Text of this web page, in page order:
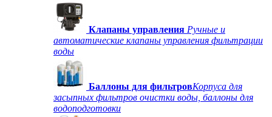
Клапаны управления Ручные и
автоматические клапаны управления фильтрации
воды
Баллоны для фильтровКорпуса для
засыпных фильтров очистки воды, баллоны для
водоподготовки